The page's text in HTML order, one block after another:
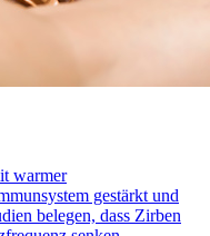
warmer
gestärkt und
belegen, dass Zirben